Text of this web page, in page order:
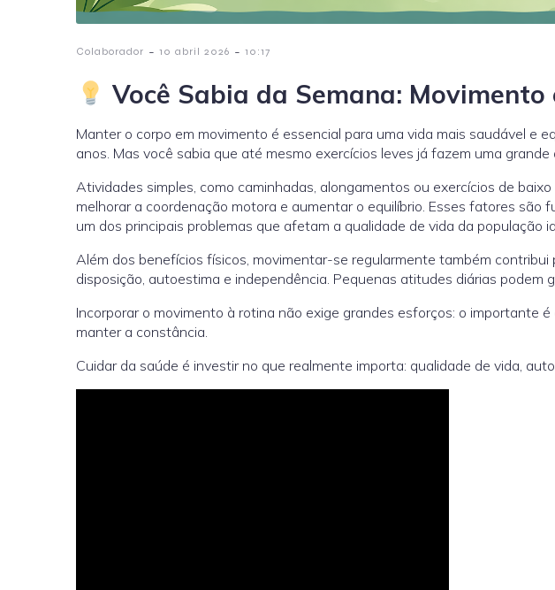
Colaborador - 10 abril 2026 - 10:17
Você Sabia da Semana:
Manter o corpo em movimento é essencial para uma vida mais saudável e
anos. Mas você sabia que até mesmo exercícios leves já fazem uma grande
Atividades simples, como caminhadas, alongamentos ou exercícios de
melhorar a coordenação motora e aumentar o equilíbrio. Esses fatores são
um dos principais problemas que afetam a qualidade de vida da população
Além dos benefícios físicos, movimentar-se regularmente também
disposição, autoestima e independência. Pequenas atitudes diárias podem
Incorporar o movimento à rotina não exige grandes esforços: o importante
manter a constância.
Cuidar da saúde é investir no que realmente importa: qualidade de vida,